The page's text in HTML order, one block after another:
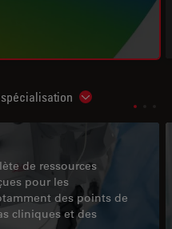
Show
de ressources
pour les
des points de
cliniques et des